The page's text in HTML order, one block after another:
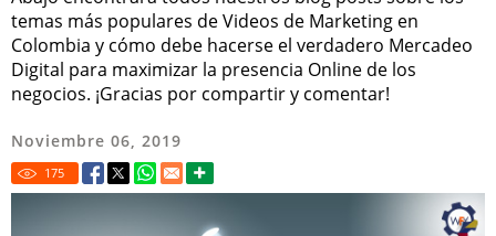
temas más populares de Videos de Marketing en
Colombia y cómo debe hacerse el verdadero Mercadeo
Digital para maximizar la presencia Online de los
negocios. ¡Gracias por compartir y comentar!
Noviembre 06, 2019
175